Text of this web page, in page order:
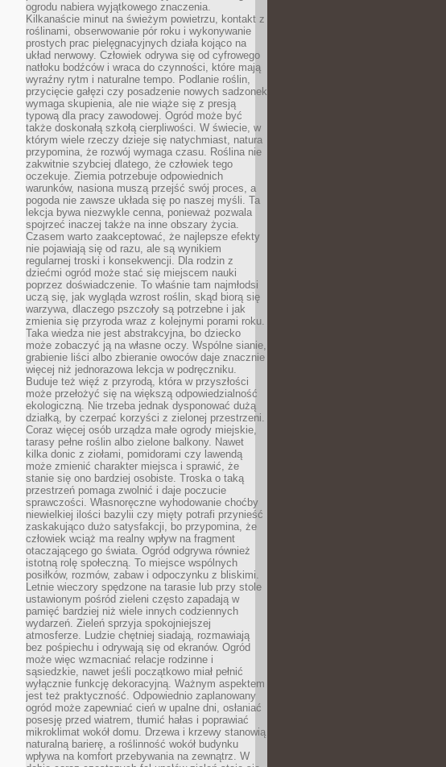
ogrodu nabiera wyjątkowego znaczenia.
Kilkanaście minut na świeżym powietrzu, kontakt z
roślinami, obserwowanie pór roku i wykonywanie
prostych prac pielęgnacyjnych działa kojąco na
układ nerwowy. Człowiek odrywa się od cyfrowego
natłoku bodźców i wraca do czynności, które mają
wyraźny rytm i naturalne tempo. Podlanie roślin,
przycięcie gałęzi czy posadzenie nowych sadzonek
wymaga skupienia, ale nie wiąże się z presją
typową dla pracy zawodowej. Ogród może być
także doskonałą szkołą cierpliwości. W świecie, w
którym wiele rzeczy dzieje się natychmiast, natura
przypomina, że rozwój wymaga czasu. Roślina nie
zakwitnie szybciej dlatego, że człowiek tego
oczekuje. Ziemia potrzebuje odpowiednich
warunków, nasiona muszą przejść swój proces, a
pogoda nie zawsze układa się po naszej myśli. Ta
lekcja bywa niezwykle cenna, ponieważ pozwala
spojrzeć inaczej także na inne obszary życia.
Czasem warto zaakceptować, że najlepsze efekty
nie pojawiają się od razu, ale są wynikiem
regularnej troski i konsekwencji. Dla rodzin z
dziećmi ogród może stać się miejscem nauki
poprzez doświadczenie. To właśnie tam najmłodsi
uczą się, jak wygląda wzrost roślin, skąd biorą się
warzywa, dlaczego pszczoły są potrzebne i jak
zmienia się przyroda wraz z kolejnymi porami roku.
Taka wiedza nie jest abstrakcyjna, bo dziecko
może zobaczyć ją na własne oczy. Wspólne sianie,
grabienie liści albo zbieranie owoców daje znacznie
więcej niż jednorazowa lekcja w podręczniku.
Buduje też więź z przyrodą, która w przyszłości
może przełożyć się na większą odpowiedzialność
ekologiczną. Nie trzeba jednak dysponować dużą
działką, by czerpać korzyści z zielonej przestrzeni.
Coraz więcej osób urządza małe ogrody miejskie,
tarasy pełne roślin albo zielone balkony. Nawet
kilka donic z ziołami, pomidorami czy lawendą
może zmienić charakter miejsca i sprawić, że
stanie się ono bardziej osobiste. Troska o taką
przestrzeń pomaga zwolnić i daje poczucie
sprawczości. Własnoręczne wyhodowanie choćby
niewielkiej ilości bazylii czy mięty potrafi przynieść
zaskakująco dużo satysfakcji, bo przypomina, że
człowiek wciąż ma realny wpływ na fragment
otaczającego go świata. Ogród odgrywa również
istotną rolę społeczną. To miejsce wspólnych
posiłków, rozmów, zabaw i odpoczynku z bliskimi.
Letnie wieczory spędzone na tarasie lub przy stole
ustawionym pośród zieleni często zapadają w
pamięć bardziej niż wiele innych codziennych
wydarzeń. Zieleń sprzyja spokojniejszej
atmosferze. Ludzie chętniej siadają, rozmawiają
bez pośpiechu i odrywają się od ekranów. Ogród
może więc wzmacniać relacje rodzinne i
sąsiedzkie, nawet jeśli początkowo miał pełnić
wyłącznie funkcję dekoracyjną. Ważnym aspektem
jest też praktyczność. Odpowiednio zaplanowany
ogród może zapewniać cień w upalne dni, osłaniać
posesję przed wiatrem, tłumić hałas i poprawiać
mikroklimat wokół domu. Drzewa i krzewy stanowią
naturalną barierę, a roślinność wokół budynku
wpływa na komfort przebywania na zewnątrz. W